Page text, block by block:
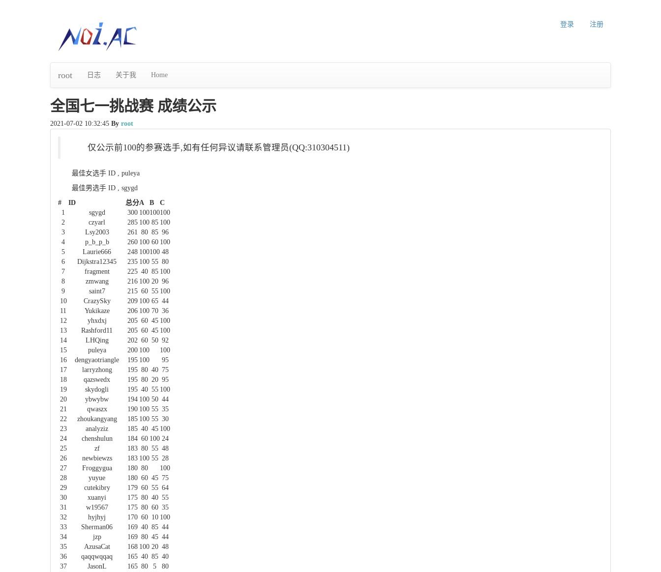
登录 注册
root 日志 关于我 Home
全国七一挑战赛 成绩公示
2021-07-02 10:32:45 By root
仅公示前100的参赛选手,如有任何异议请联系管理员(QQ:310304511)
最佳女选手 ID , puleya
最佳男选手 ID , sgygd
#
ID 总分A B
C
1
sgygd 300 100100100
2
czyarl 285 100 85 100
3
Lsy2003 261 80 85 96
4
p_b_p_b 260 100 60 100
5
Laurie666 248 100100 48
6
Dijkstra12345 235 100 55 80
7
fragment 225 40 85 100
8
zmwang 216 100 20 96
9
saint7 215 60 55 100
10
CrazySky 209 100 65 44
11
Yukikaze 206 100 70 36
12
yhxdxj 205 60 45 100
13
Rashford11 205 60 45 100
14
LHQing 202 60 50 92
15
puleya 200 100
100
16
dengyaotriangle 195 100
95
17
larryzhong 195 80 40 75
18
qazswedx 195 80 20 95
19
skydogli 195 40 55 100
20
ybwybw 194 100 50 44
21
qwaszx 190 100 55 35
22
zhoukangyang 185 100 55 30
23
analyziz 185 40 45 100
24
chenshulun 184 60 100 24
25
zf 183 80 55 48
26
newbiewzs 183 100 55 28
27
Froggygua 180 80
100
28
yuyue 180 60 45 75
29
cutekibry 179 60 55 64
30
xuanyi 175 80 40 55
31
w19567 175 80 60 35
32
hyjhyj 170 60 10 100
33
Sherman06 169 40 85 44
34
jzp 169 80 45 44
35
AzusaCat 168 100 20 48
36
qaqqwqqaq 165 40 85 40
37
JasonL 165 80 5
80